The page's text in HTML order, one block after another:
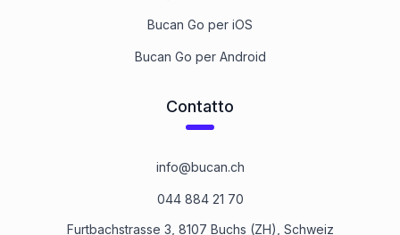
Bucan Go per iOS
Bucan Go per Android
Contatto
info@bucan.ch
044 884 21 70
Furtbachstrasse 3, 8107 Buchs (ZH), Schweiz